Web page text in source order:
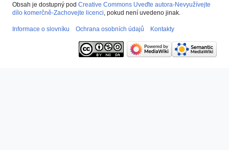
Obsah je dostupný pod Creative Commons Uveďte autora-Nevyužívejte
dílo komerčně-Zachovejte licenci , pokud není uvedeno jinak.
Informace o slovníku Ochrana osobních údajů Kontakty